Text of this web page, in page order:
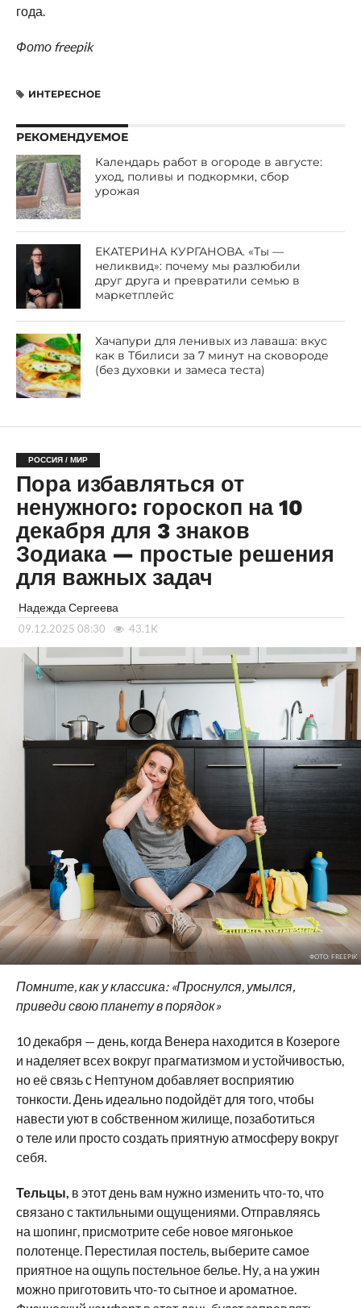
года.
Фото freepik
ИНТЕРЕСНОЕ
РЕКОМЕНДУЕМОЕ
Календарь работ в огороде в августе:
уход, поливы и подкормки, сбор
урожая
ЕКАТЕРИНА КУРГАНОВА. «Ты —
неликвид»: почему мы разлюбили
друг друга и превратили семью в
маркетплейс
Хачапури для ленивых из лаваша: вкус
как в Тбилиси за 7 минут на сковороде
(без духовки и замеса теста)
РОССИЯ / МИР
Пора избавляться от
ненужного: гороскоп на 10
декабря для 3 знаков
Зодиака — простые решения
для важных задач
Надежда Сергеева
09.12.2025 08:30 43.1K
ФОТО: FREEPIK
Помните, как у классика: «Проснулся, умылся,
приведи свою планету в порядок»
10 декабря — день, когда Венера находится в Козероге
и наделяет всех вокруг прагматизмом и устойчивостью,
но её связь с Нептуном добавляет восприятию
тонкости. День идеально подойдёт для того, чтобы
навести уют в собственном жилище, позаботиться
о теле или просто создать приятную атмосферу вокруг
себя.
Тельцы, в этот день вам нужно изменить что-то, что
связано с тактильными ощущениями. Отправляясь
на шопинг, присмотрите себе новое мягонькое
полотенце. Перестилая постель, выберите самое
приятное на ощупь постельное белье. Ну, а на ужин
можно приготовить что-то сытное и ароматное.